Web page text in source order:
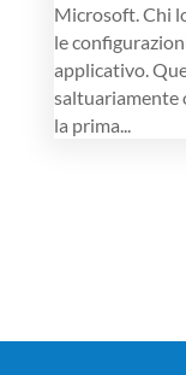
Microsoft. Chi
le
applicativo.
saltuariamente
la prima...